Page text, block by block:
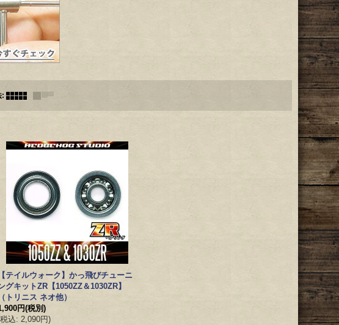
:
【テイルウォーク】かっ飛びチューニ
グキットZR【1050ZZ＆1030ZR】
（トリニス ネオ他）
円(税別)
税込: 2,090円)